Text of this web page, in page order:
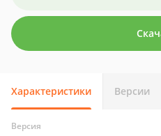
Характеристики Версии
Версия